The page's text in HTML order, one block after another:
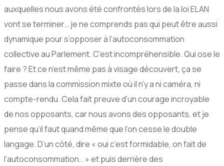
auxquelles nous avons été confrontés lors de la loi ELAN
vont se terminer… je ne comprends pas qui peut être aussi
dynamique pour s’opposer à l’autoconsommation
collective au Parlement. C’est incompréhensible. Qui ose le
faire ? Et ce n’est même pas à visage découvert, ça se
passe dans la commission mixte où il n’y a ni caméra, ni
compte-rendu. Cela fait preuve d’un courage incroyable
de nos opposants, car nous avons des opposants, et je
pense qu’il faut quand même que l’on cesse le double
langage. D’un côté, dire « oui c’est formidable, on fait de
l’autoconsommation… » et puis derrière des